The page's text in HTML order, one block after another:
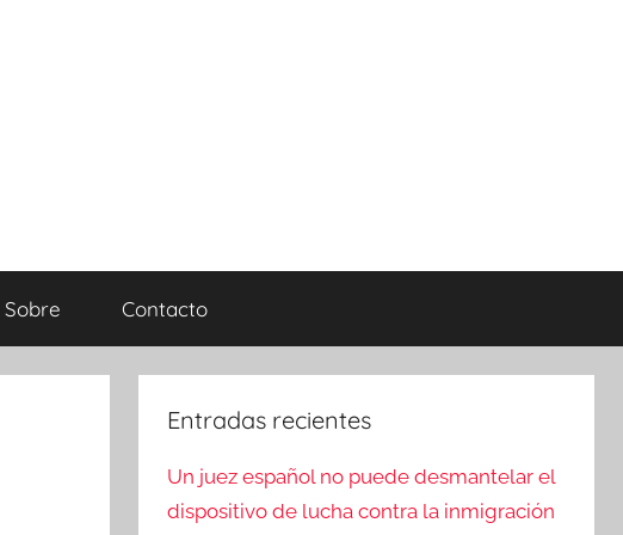
Sobre Contacto
Entradas recientes
Un juez español no puede desmantelar el
dispositivo de lucha contra la inmigración